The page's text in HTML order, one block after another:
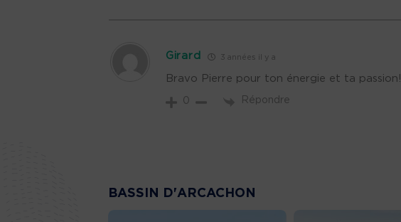
Girard 3 années il y a
Bravo Pierre pour ton énergie et ta passion!
0 Répondre
BASSIN D'ARCACHON